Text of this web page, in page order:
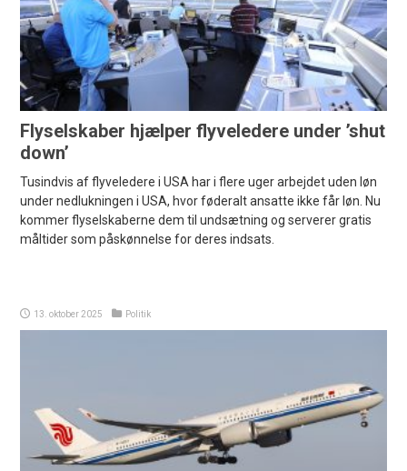
Flyselskaber hjælper flyveledere under ’shut
down’
Tusindvis af flyveledere i USA har i flere uger arbejdet uden løn
under nedlukningen i USA, hvor føderalt ansatte ikke får løn. Nu
kommer flyselskaberne dem til undsætning og serverer gratis
måltider som påskønnelse for deres indsats.
13. oktober 2025 Politik